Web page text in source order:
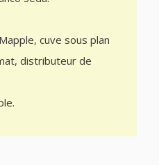
cuve sous plan
distributeur de